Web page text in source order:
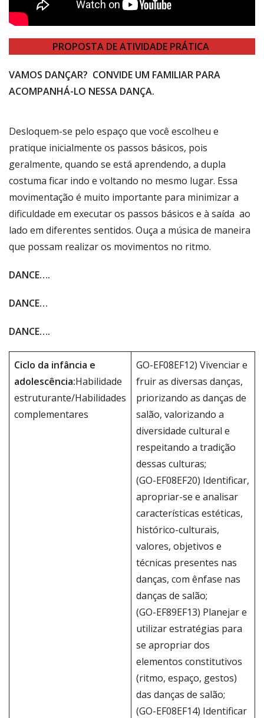
PROPOSTA DE ATIVIDADE PRÁTICA
VAMOS DANÇAR? CONVIDE UM FAMILIAR PARA
ACOMPANHÁ-LO NESSA DANÇA.
Desloquem-se pelo espaço que você escolheu e
pratique inicialmente os passos básicos, pois
geralmente, quando se está aprendendo, a dupla
costuma ficar indo e voltando no mesmo lugar. Essa
movimentação é muito importante para minimizar a
dificuldade em executar os passos básicos e à saída ao
lado em diferentes sentidos. Ouça a música de maneira
que possam realizar os movimentos no ritmo.
DANCE….
DANCE…
DANCE….
Ciclo da infância e
adolescência:Habilidade
estruturante/Habilidades
complementares
GO-EF08EF12) Vivenciar e
fruir as diversas danças,
priorizando as danças de
salão, valorizando a
diversidade cultural e
respeitando a tradição
dessas culturas;
(GO-EF08EF20) Identificar,
apropriar-se e analisar
características estéticas,
histórico-culturais,
valores, objetivos e
técnicas presentes nas
danças, com ênfase nas
danças de salão;
(GO-EF89EF13) Planejar e
utilizar estratégias para
se apropriar dos
elementos constitutivos
(ritmo, espaço, gestos)
das danças de salão;
(GO-EF08EF14) Identificar